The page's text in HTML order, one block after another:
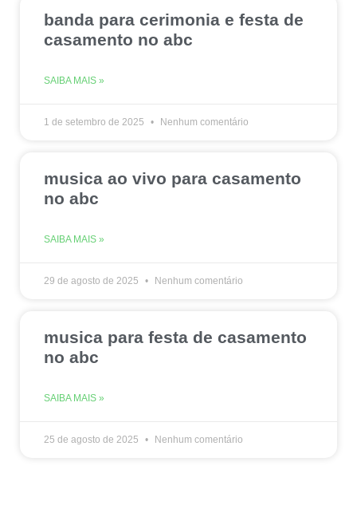
banda para cerimonia e festa de
casamento no abc
SAIBA MAIS »
1 de setembro de 2025 Nenhum comentário
musica ao vivo para casamento
no abc
SAIBA MAIS »
29 de agosto de 2025 Nenhum comentário
musica para festa de casamento
no abc
SAIBA MAIS »
25 de agosto de 2025 Nenhum comentário